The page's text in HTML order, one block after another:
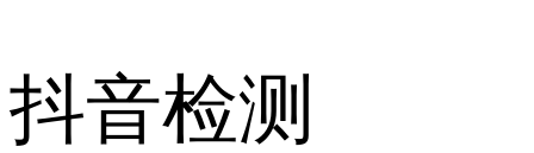
抖音检测